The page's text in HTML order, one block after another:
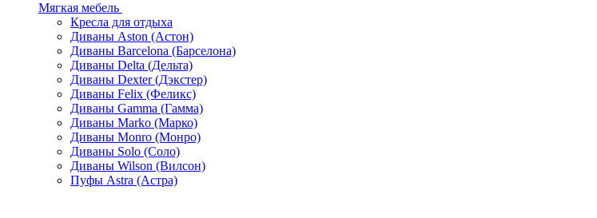
Мягкая мебель
Кресла для отдыха
Диваны Aston (Астон)
Диваны Barcelona (Барселона)
Диваны Delta (Дельта)
Диваны Dexter (Дэкстер)
Диваны Felix (Феликс)
Диваны Gamma (Гамма)
Диваны Marko (Марко)
Диваны Monro (Монро)
Диваны Solo (Соло)
Диваны Wilson (Вилсон)
Пуфы Astra (Астра)